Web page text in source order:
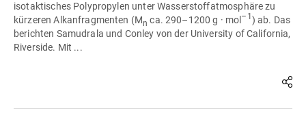
isotaktisches Polypropylen unter Wasserstoffatmosphäre zu
kürzeren Alkanfragmenten (Mn ca. 290–1200 g · mol –1 ) ab. Das
berichten Samudrala und Conley von der University of California,
Riverside. Mit ...